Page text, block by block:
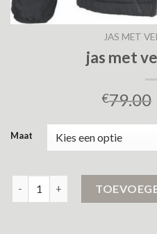
JAS MET
jas met
€79.00
Maat